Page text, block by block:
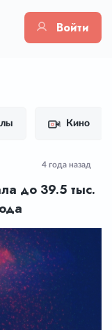
Войти
Кино
4 года назад
до 39.5 тыс.